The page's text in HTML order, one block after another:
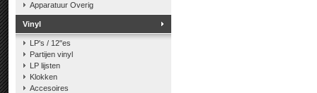
Apparatuur Overig
Vinyl
LP's / 12"es
Partijen vinyl
LP lijsten
Klokken
Accesoires